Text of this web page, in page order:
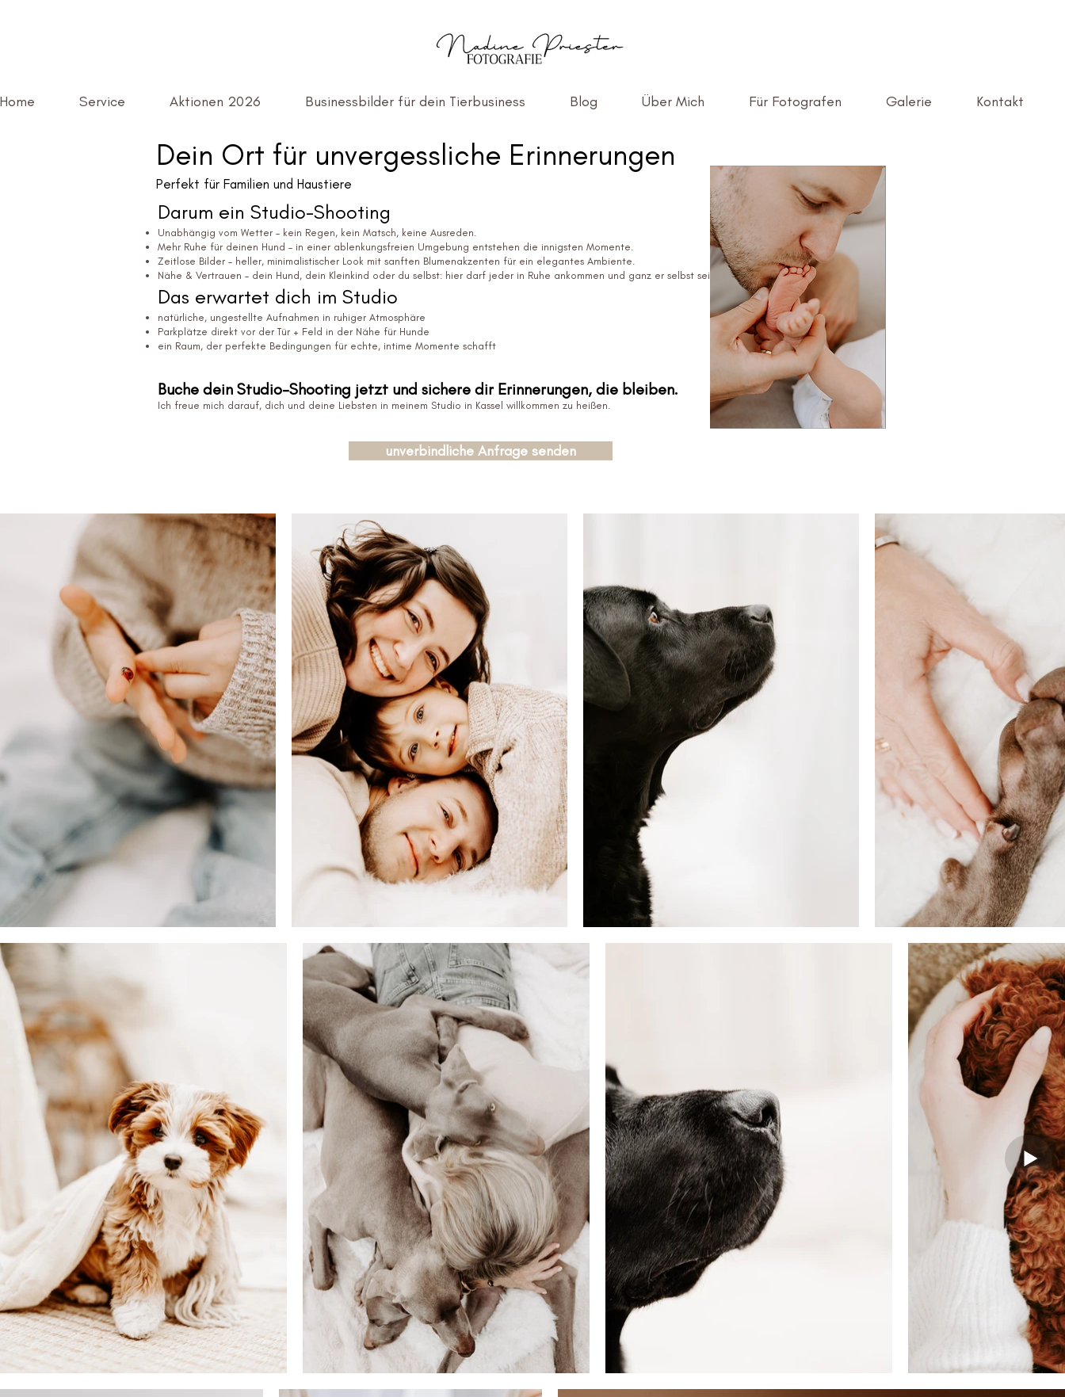
Service Aktionen 2026 Businessbilder für dein Tierbusiness Blog Über Mich Für Fotografen Galerie Kontakt
Dein Ort für unvergessliche Erinnerungen
Perfekt für Familien und Haustiere
Darum ein Studio-Shooting
Unabhängig vom Wetter – kein Regen, kein Matsch, keine Ausreden.
Mehr Ruhe für deinen Hund – in einer ablenkungsfreien Umgebung entstehen die innigsten Momente.
Zeitlose Bilder – heller, minimalistischer Look mit sanften Blumenakzenten für ein elegantes Ambiente.
Nähe & Vertrauen – dein Hund, dein Kleinkind oder du selbst: hier darf jeder in Ruhe ankommen und ganz er selbst sein.
Das erwartet dich im Studio
natürliche, ungestellte Aufnahmen in ruhiger Atmosphäre
Parkplätze direkt vor der Tür + Feld in der Nähe für Hunde
ein Raum, der perfekte Bedingungen für echte, intime Momente schafft
Buche dein Studio-Shooting jetzt und sichere dir Erinnerungen, die bleiben.
Ich freue mich darauf, dich und deine Liebsten in meinem Studio in Kassel willkommen zu heißen.
unverbindliche Anfrage senden